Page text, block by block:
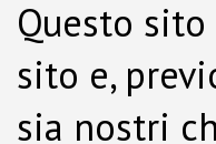
Questo
sito e,
sia nostri